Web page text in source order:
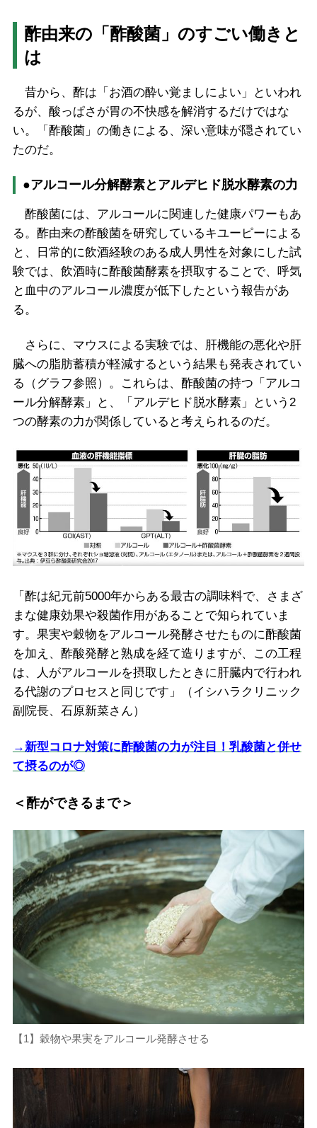
酢由来の「酢酸菌」のすごい働きと
は
昔から、酢は「お酒の酔い覚ましによい」といわれ
るが、酸っぱさが胃の不快感を解消するだけではな
い。「酢酸菌」の働きによる、深い意味が隠されてい
たのだ。
●アルコール分解酵素とアルデヒド脱水酵素の力
酢酸菌には、アルコールに関連した健康パワーもあ
る。酢由来の酢酸菌を研究しているキユーピーによる
と、日常的に飲酒経験のある成人男性を対象にした試
験では、飲酒時に酢酸菌酵素を摂取することで、呼気
と血中のアルコール濃度が低下したという報告があ
る。
さらに、マウスによる実験では、肝機能の悪化や肝
臓への脂肪蓄積が軽減するという結果も発表されてい
る（グラフ参照）。これらは、酢酸菌の持つ「アルコ
ール分解酵素」と、「アルデヒド脱水酵素」という2
つの酵素の力が関係していると考えられるのだ。
「酢は紀元前5000年からある最古の調味料で、さまざ
まな健康効果や殺菌作用があることで知られていま
す。果実や穀物をアルコール発酵させたものに酢酸菌
を加え、酢酸発酵と熟成を経て造りますが、この工程
は、人がアルコールを摂取したときに肝臓内で行われ
る代謝のプロセスと同じです」（イシハラクリニック
副院長、石原新菜さん）
→新型コロナ対策に酢酸菌の力が注目！乳酸菌と併せ
て摂るのが◎
＜酢ができるまで＞
【1】穀物や果実をアルコール発酵させる